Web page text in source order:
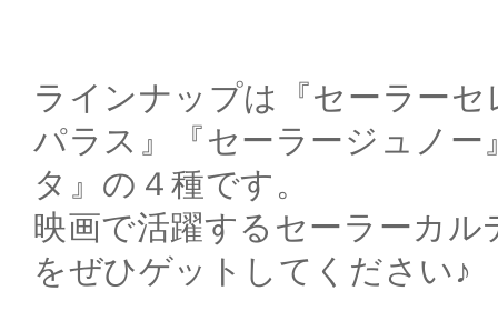
ラインナップは『セーラー
パラス』『セーラージュノー
タ』の４種です。
映画で活躍するセーラーカ
をぜひゲットしてください♪